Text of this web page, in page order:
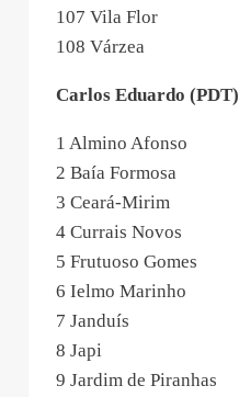
107 Vila Flor
108 Várzea
Carlos Eduardo (PDT)
1 Almino Afonso
2 Baía Formosa
3 Ceará-Mirim
4 Currais Novos
5 Frutuoso Gomes
6 Ielmo Marinho
7 Janduís
8 Japi
9 Jardim de Piranhas